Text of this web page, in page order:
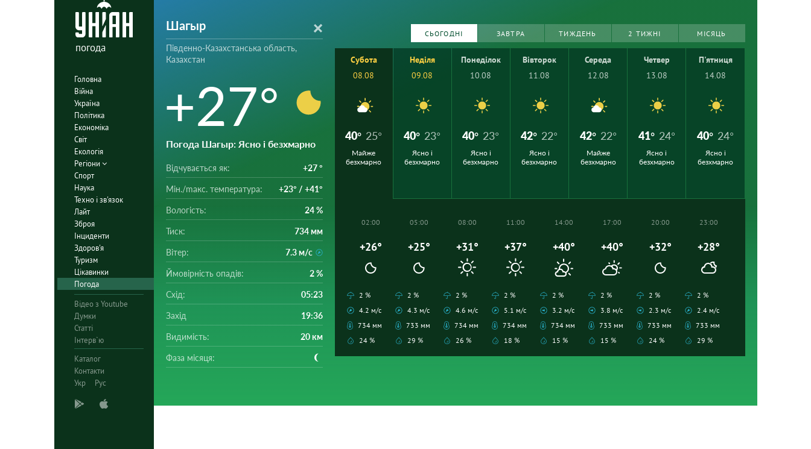
погода
Головна
Війна
Україна
Політика
Економіка
Світ
Екологія
Регіони
Спорт
Наука
Техно і зв'язок
Лайт
Зброя
Інциденти
Здоров'я
Туризм
Цікавинки
Погода
Відео з Youtube
Думки
Статті
Інтерв`ю
Каталог
Контакти
Укр
Рус
Шагыр
Південно-Казахстанська область,
Казахстан
+27°
Погода Шагыр: Ясно і безхмарно
Відчувається як: +27 °
Мін./mакс. температура: +23° / +41°
Вологість: 24 %
Тиск: 734 мм
Вітер: 7.3 м/с
Ймовірність опадів: 2 %
Схід: 05:23
Захід 19:36
Видимість: 20 км
Фаза місяця:
СЬОГОДНІ ЗАВТРА ТИЖДЕНЬ 2 ТИЖНІ МІСЯЦЬ
Субота
08.08
40° 25°
Майже
безхмарно
Неділя
09.08
40° 23°
Ясно і
безхмарно
Понеділок
10.08
40° 23°
Ясно і
безхмарно
Вівторок
11.08
42° 22°
Ясно і
безхмарно
Середа
12.08
42° 22°
Майже
безхмарно
Четвер
13.08
41° 24°
Ясно і
безхмарно
П'ятниця
14.08
40° 24°
Ясно і
безхмарно
02:00
+26°
2 %
4.2 м/с
734 мм
24 %
05:00
+25°
2 %
4.3 м/с
733 мм
29 %
08:00
+31°
2 %
4.6 м/с
734 мм
26 %
11:00
+37°
2 %
5.1 м/с
734 мм
18 %
14:00
+40°
2 %
3.2 м/с
734 мм
15 %
17:00
+40°
2 %
3.8 м/с
733 мм
15 %
20:00
+32°
2 %
2.3 м/с
733 мм
24 %
23:00
+28°
2 %
2.4 м/с
733 мм
29 %